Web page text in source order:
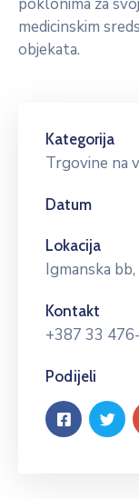
poklonima za
medicinskim
objekata.
Kategorija
Trgovine na
Datum
Lokacija
Igmanska
Kontakt
+387 33
Podijeli